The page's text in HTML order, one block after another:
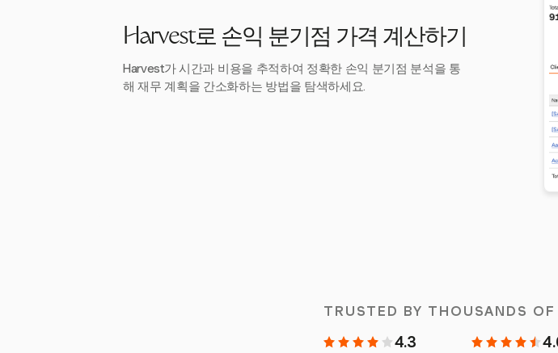
Harvest로 손익 분기점 가격 계산하기
Harvest가 시간과 비용을 추적하여 정확한 손익 분기점 분석을 통
해 재무 계획을 간소화하는 방법을 탐색하세요.
TRUSTED BY THOUSANDS
4.3